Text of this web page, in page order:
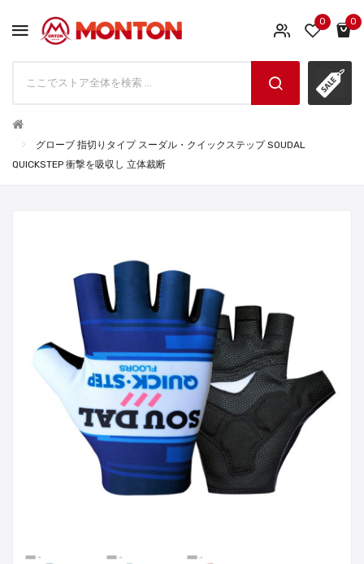
0 0
グローブ 指切りタイプ スーダル・クイックステップ SOUDAL
QUICKSTEP 衝撃を吸収し 立体裁断